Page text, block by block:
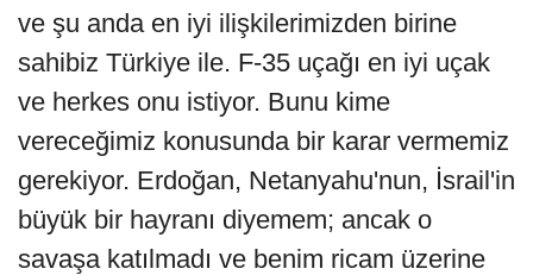
ve şu anda en iyi ilişkilerimizden birine
sahibiz Türkiye ile. F-35 uçağı en iyi uçak
ve herkes onu istiyor. Bunu kime
vereceğimiz konusunda bir karar vermemiz
gerekiyor. Erdoğan, Netanyahu'nun, İsrail'in
büyük bir hayranı diyemem; ancak o
savaşa katılmadı ve benim ricam üzerine